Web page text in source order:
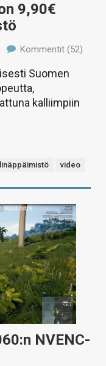
9,90€
Kommentit (52)
Suomen
kalliimpiin
video
NVENC-